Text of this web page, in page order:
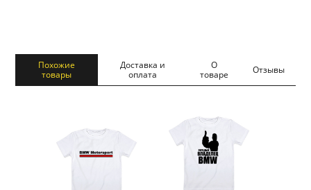
Похожие
товары
Доставка и
оплата
О
товаре
Отзывы